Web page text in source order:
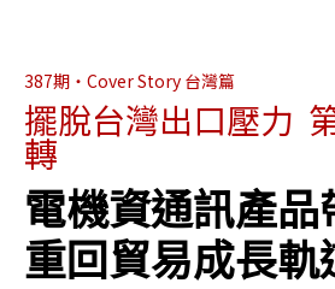
387期・Cover Story 台灣篇
擺脫台灣出口壓力
轉
電機資通訊產
重回貿易成長軌